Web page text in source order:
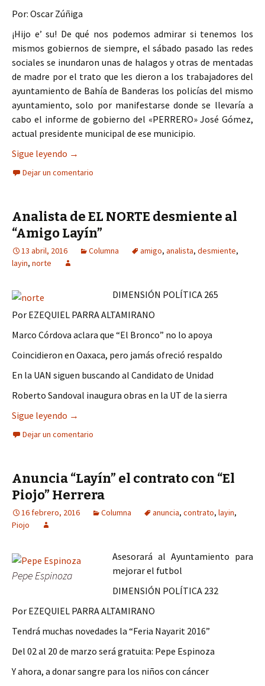
Por: Oscar Zúñiga
¡Hijo e’ su! De qué nos podemos admirar si tenemos los
mismos gobiernos de siempre, el sábado pasado las redes
sociales se inundaron unas de halagos y otras de mentadas
de madre por el trato que les dieron a los trabajadores del
ayuntamiento de Bahía de Banderas los policías del mismo
ayuntamiento, solo por manifestarse donde se llevaría a
cabo el informe de gobierno del «PERRERO» José Gómez,
actual presidente municipal de ese municipio.
Sigue leyendo Al descubierto Layin títere y payaso del PRI
→
Dejar un comentario
Analista de EL NORTE desmiente al
“Amigo Layín”
13 abril, 2016 Columna amigo, analista, desmiente,
layin, norte
DIMENSIÓN POLÍTICA 265
Por EZEQUIEL PARRA ALTAMIRANO
Marco Córdova aclara que “El Bronco” no lo apoya
Coincidieron en Oaxaca, pero jamás ofreció respaldo
En la UAN siguen buscando al Candidato de Unidad
Roberto Sandoval inaugura obras en la UT de la sierra
Sigue leyendo Analista de EL NORTE desmiente al “Amigo
→
Dejar un comentario
Anuncia “Layín” el contrato con “El
Piojo” Herrera
16 febrero, 2016 Columna anuncia, contrato, layin,
Piojo
Pepe Espinoza
Asesorará al Ayuntamiento para
mejorar el futbol
DIMENSIÓN POLÍTICA 232
Por EZEQUIEL PARRA ALTAMIRANO
Tendrá muchas novedades la “Feria Nayarit 2016”
Del 02 al 20 de marzo será gratuita: Pepe Espinoza
Y ahora, a donar sangre para los niños con cáncer